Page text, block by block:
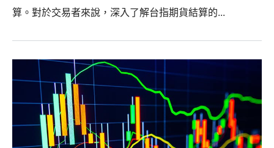
算。對於交易者來說，深入了解台指期貨結算的...